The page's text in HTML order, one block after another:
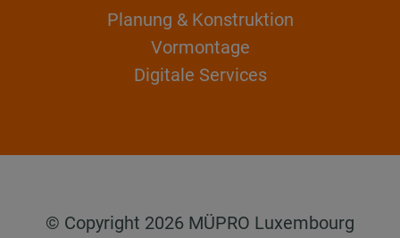
Planung & Konstruktion
Vormontage
Digitale Services
© Copyright 2026 MÜPRO Luxembourg